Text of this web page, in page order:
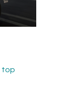
top